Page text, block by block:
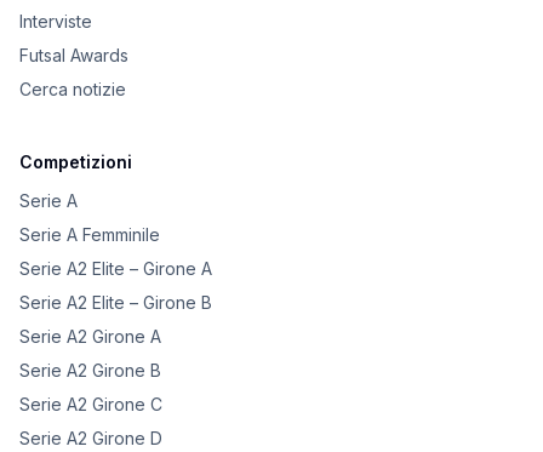
Interviste
Futsal Awards
Cerca notizie
Competizioni
Serie A
Serie A Femminile
Serie A2 Elite – Girone A
Serie A2 Elite – Girone B
Serie A2 Girone A
Serie A2 Girone B
Serie A2 Girone C
Serie A2 Girone D